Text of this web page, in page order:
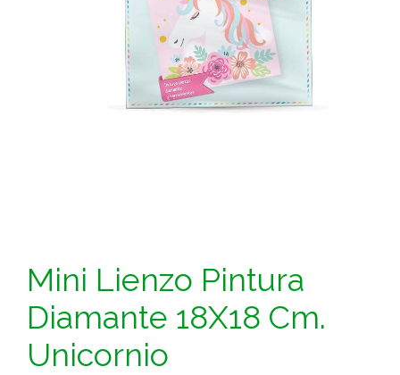
Mini Lienzo Pintura
Diamante 18X18 Cm.
Unicornio